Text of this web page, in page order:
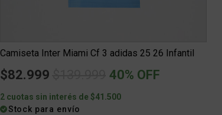
Camiseta Inter Miami Cf 3 adidas 25 26 Infantil
$82.999 Price reduced from
to
40% OFF
2 cuotas sin interés de $41.500
Stock para envío